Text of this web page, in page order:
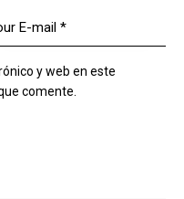
y web en este
comente.